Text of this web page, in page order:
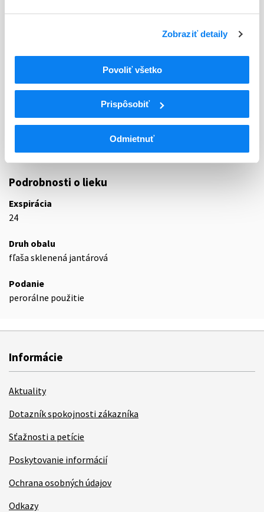
Zobraziť detaily
Povoliť všetko
Prispôsobiť
Odmietnuť
UCB s.r.o., Česká republika
24 - ANTIHISTAMINICA, HISTAMIN
ATC
Antihistaminiká na systémové použitie
R06A
Antihistaminiká na systémové použitie
Deriváty piperazínu
R06AE09
Podrobnosti o lieku
Exspirácia
24
Druh obalu
fľaša sklenená jantárová
Podanie
perorálne použitie
Informácie
Aktuality
Dotazník spokojnosti zákazníka
Sťažnosti a petície
Poskytovanie informácií
Ochrana osobných údajov
Odkazy